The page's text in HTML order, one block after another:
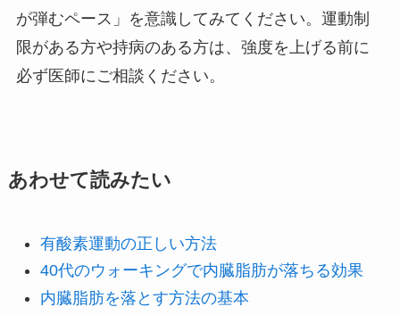
が弾むペース」を意識してみてください。運動制
限がある方や持病のある方は、強度を上げる前に
必ず医師にご相談ください。
あわせて読みたい
有酸素運動の正しい方法
40代のウォーキングで内臓脂肪が落ちる効果
内臓脂肪を落とす方法の基本